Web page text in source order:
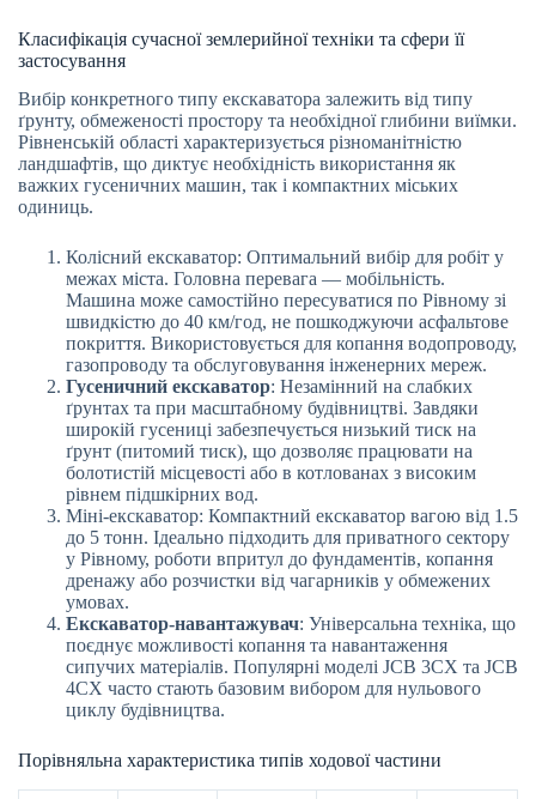
Класифікація сучасної землерийної техніки та сфери її
застосування
Вибір конкретного типу екскаватора залежить від типу
ґрунту, обмеженості простору та необхідної глибини виїмки.
Рівненській області характеризується різноманітністю
ландшафтів, що диктує необхідність використання як
важких гусеничних машин, так і компактних міських
одиниць.
Колісний екскаватор: Оптимальний вибір для робіт у
межах міста. Головна перевага — мобільність.
Машина може самостійно пересуватися по Рівному зі
швидкістю до 40 км/год, не пошкоджуючи асфальтове
покриття. Використовується для копання водопроводу,
газопроводу та обслуговування інженерних мереж.
Гусеничний екскаватор: Незамінний на слабких
ґрунтах та при масштабному будівництві. Завдяки
широкій гусениці забезпечується низький тиск на
ґрунт (питомий тиск), що дозволяє працювати на
болотистій місцевості або в котлованах з високим
рівнем підшкірних вод.
Міні-екскаватор: Компактний екскаватор вагою від 1.5
до 5 тонн. Ідеально підходить для приватного сектору
у Рівному, роботи впритул до фундаментів, копання
дренажу або розчистки від чагарників у обмежених
умовах.
Екскаватор-навантажувач: Універсальна техніка, що
поєднує можливості копання та навантаження
сипучих матеріалів. Популярні моделі JCB 3CX та JCB
4CX часто стають базовим вибором для нульового
циклу будівництва.
Порівняльна характеристика типів ходової частини